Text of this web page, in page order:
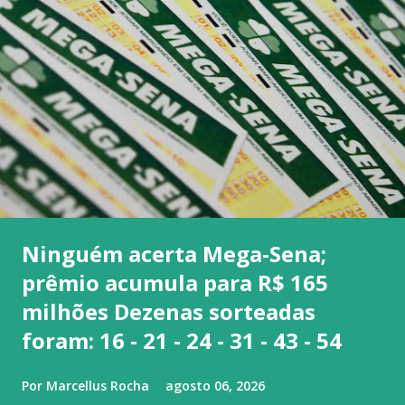
Ninguém acerta Mega-Sena;
prêmio acumula para R$ 165
milhões Dezenas sorteadas
foram: 16 - 21 - 24 - 31 - 43 - 54
Por Marcellus Rocha agosto 06, 2026